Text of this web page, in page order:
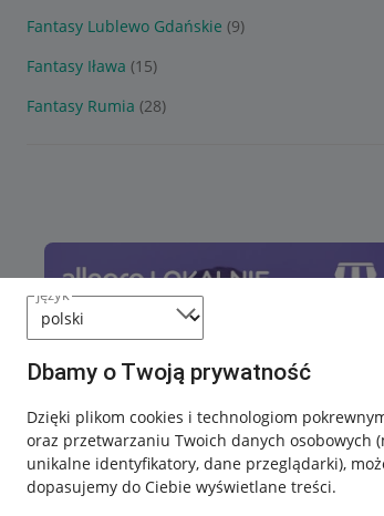
język
Dbamy o Twoją prywatność
Dzięki plikom cookies i technologiom
oraz przetwarzaniu Twoich danych osobowych
unikalne identyfikatory, dane przeglądarki),
dopasujemy do Ciebie wyświetlane treści.
Fantasy Lublewo Gdańskie (9)
Fantasy Iława (15)
Fantasy Rumia (28)